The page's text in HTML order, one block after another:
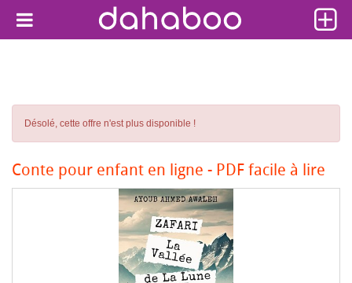
Désolé, cette offre n'est plus disponible !
Conte pour enfant en ligne - PDF facile à lire